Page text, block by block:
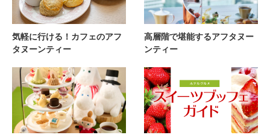
気軽に行ける！カフェのアフ
タヌーンティー
高層階で堪能するアフタヌー
ンティー